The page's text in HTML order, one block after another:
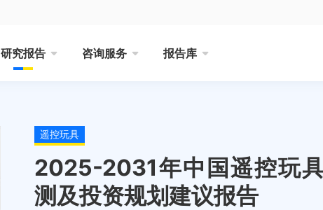
研究报告 咨询服务 报告库
遥控玩具
2025-2031年中国遥控玩
测及投资规划建议报告